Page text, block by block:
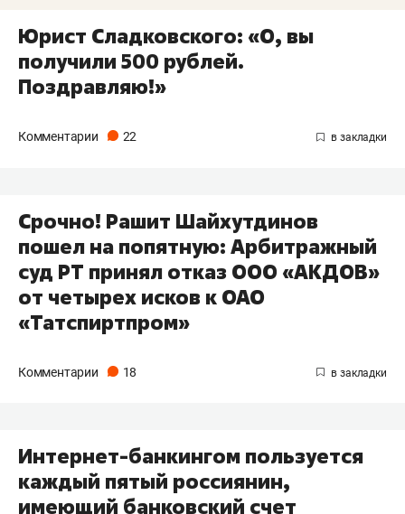
Юрист Сладковского: «О, вы
получили 500 рублей.
Поздравляю!»
Комментарии 22
Срочно! Рашит Шайхутдинов
пошел на попятную: Арбитражный
суд РТ принял отказ ООО «АКДОВ»
от четырех исков к ОАО
«Татспиртпром»
Комментарии 18
Интернет-банкингом пользуется
каждый пятый россиянин,
имеющий банковский счет